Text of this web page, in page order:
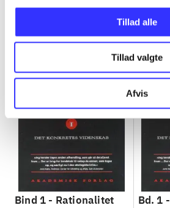
Tillad alle
Tillad valgte
Afvis
Gå til serien
Bind 1 - Rationalitet
Bd. 1 -